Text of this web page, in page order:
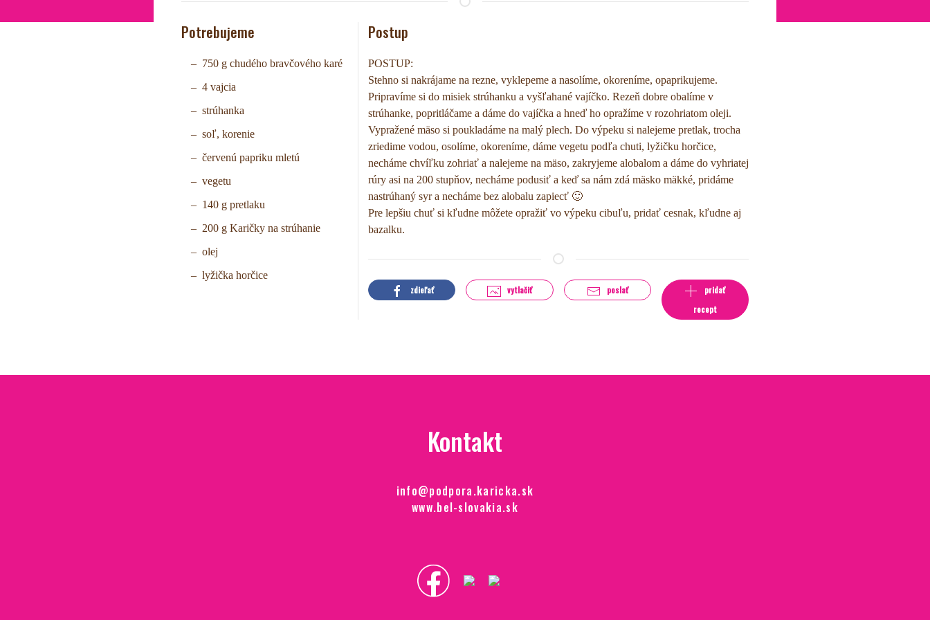
Postup
POSTUP:
Stehno si nakrájame na rezne, vyklepeme a nasolíme, okoreníme, opaprikujeme.
Pripravíme si do misiek strúhanku a vyšľahané vajíčko. Rezeň dobre obalíme v
strúhanke, popritláčame a dáme do vajíčka a hneď ho opražíme v rozohriatom oleji.
Vypražené mäso si poukladáme na malý plech. Do výpeku si nalejeme pretlak, trocha
zriedime vodou, osolíme, okoreníme, dáme vegetu podľa chuti, lyžičku horčice,
necháme chvíľku zohriať a nalejeme na mäso, zakryjeme alobalom a dáme do vyhriatej
rúry asi na 200 stupňov, necháme podusiť a keď sa nám zdá mäsko mäkké, pridáme
nastrúhaný syr a necháme bez alobalu zapiecť 🙂
Pre lepšiu chuť si kľudne môžete opražiť vo výpeku cibuľu, pridať cesnak, kľudne aj
bazalku.
zdieľať vytlačiť poslať
pridať
recept
Potrebujeme
750 g chudého bravčového karé
4 vajcia
strúhanka
soľ, korenie
červenú papriku mletú
vegetu
140 g pretlaku
200 g Karičky na strúhanie
olej
lyžička horčice
Kontakt
info@podpora.karicka.sk
www.bel-slovakia.sk